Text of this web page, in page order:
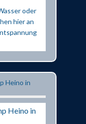
oder
hier an
Heino in